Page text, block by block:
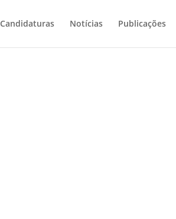
Candidaturas Notícias Publicações